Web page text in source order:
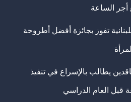
أجر الساعة
تفوز بجائزة أفضل أطروحة
يطالب بالإسراع في تنفيذ
قبل العام الدراسي